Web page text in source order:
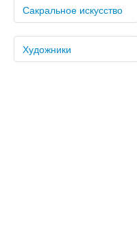
Сакральное искусство
Художники